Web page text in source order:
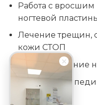
Работа с вросшим
ногтевой
Лечение трещин,
кожи СТОП
Протезирование
Проведение
стопе